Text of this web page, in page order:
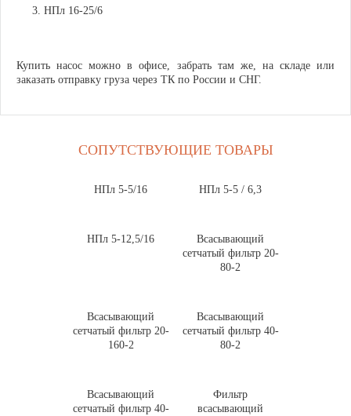
НПл 16-25/6
Купить насос можно в офисе, забрать там же, на складе или
заказать отправку груза через ТК по России и СНГ.
СОПУТСТВУЮЩИЕ ТОВАРЫ
НПл 5-5/16 НПл 5-5 / 6,3
НПл 5-12,5/16
Всасывающий
сетчатый фильтр 20-
80-2
Всасывающий
сетчатый фильтр 20-
160-2
Всасывающий
сетчатый фильтр 40-
80-2
Всасывающий
сетчатый фильтр 40-
Фильтр
всасывающий